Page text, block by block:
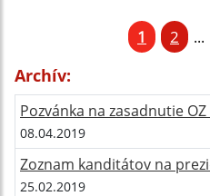
1 2 ...
Archív:
Pozvánka na zasadnutie
08.04.2019
Zoznam kanditátov na
25.02.2019